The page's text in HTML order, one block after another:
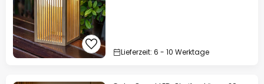
Lieferzeit: 6 - 10 Werktage